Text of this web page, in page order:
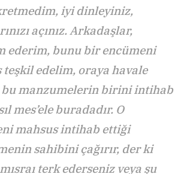
iyi dinleyiniz,
açınız. Arkadaşlar,
ederim, bunu bir encümeni
teşkil edelim, oraya havale
bu manzumelerin birini intihab
mes’ele buradadır. O
mahsus intihab ettiği
sahibini çağırır, der ki
terk ederseniz veya şu